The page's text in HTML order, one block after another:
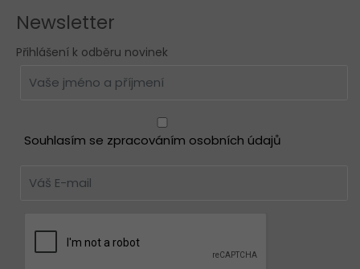
Newsletter
Přihlášení k odběru novinek
Souhlasím se zpracováním osobních údajů